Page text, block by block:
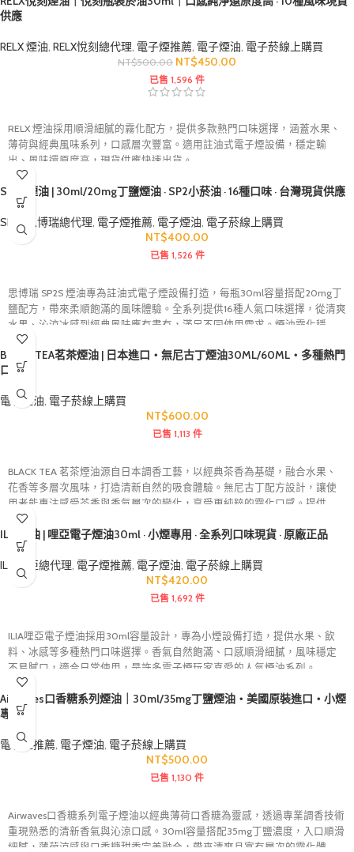
供應
RELX 煙油, RELX悅刻總代理, 電子煙推薦, 電子煙油, 電子菸線上購買
NT$500.00 NT$450.00
已售 1,596 件
RELX 煙油採用順滑細膩的霧化配方，提供多款熱門口味選擇，涵蓋水果、
薄荷與經典風味系列，口感層次豐富。適用註油式電子煙設備，穩定輸
出、風味還原度高，現貨供應快速出貨。
SP2S煙油 | 30ml/20mg丁鹽煙油 · SP2小菸油 · 16種口味 · 台灣現貨供應
SP2S思博瑞總代理, 電子煙推薦, 電子煙油, 電子菸線上購買
NT$400.00
已售 1,526 件
思博瑞 SP2S 煙油專為註油式電子煙設備打造，每瓶30ml容量搭配20mg丁
鹽配方，帶來柔順飽滿的風味體驗。全系列提供16種人氣口味選擇，從清爽
水果、沁涼冰感到經典風味應有盡有，滿足不同使用需求。煙油霧化穩
定、風味還原度高，適用於多數空倉煙彈與註油主機，是追求口感與品質
玩家的熱門煙油選擇。
BLACK TEA茗茶煙油 | 日本進口・無尼古丁煙油30ML/60ML・多種熱門
口味
電子煙油, 電子菸線上購買
NT$600.00
已售 1,113 件
BLACK TEA 茗茶煙油源自日本調香工藝，以經典茶香為基礎，融合水果、
花香等多層次風味，打造清新自然的吸食體驗。無尼古丁配方設計，讓使
用者能專注感受茶香與香氣層次的變化，享受更純粹的霧化口感。提供
30ml與60ml兩種容量，以及多種熱門口味選擇，從清爽果茶到濃郁紅茶風
味皆能滿足不同喜好。
ILIA煙油 | 哩亞電子煙油30ml · 小煙專用 · 全系列口味現貨 · 原廠正品
ILIA哩亞總代理, 電子煙推薦, 電子煙油, 電子菸線上購買
NT$420.00
已售 1,692 件
ILIA哩亞電子煙油採用30ml容量設計，專為小煙設備打造，提供水果、飲
料、冰感等多種熱門口味選擇。香氣自然飽滿、口感順滑細膩，風味穩定
不易膩口，適合日常使用，是許多電子煙玩家喜愛的人氣煙油系列。
Airwaves口香糖系列煙油｜30ml/35mg丁鹽煙油・美國原裝進口・小煙
專用
電子煙推薦, 電子煙油, 電子菸線上購買
NT$500.00
已售 1,130 件
Airwaves口香糖系列電子煙油以經典薄荷口香糖為靈感，透過專業調香技術
重現熟悉的清新香氣與沁涼口感。30ml容量搭配35mg丁鹽濃度，入口順滑
細膩，薄荷涼感與口香糖甜香完美融合，帶來清爽且富有層次的霧化體